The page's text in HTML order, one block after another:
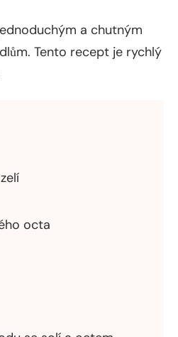
a chutným
Tento recept je rychlý
octa